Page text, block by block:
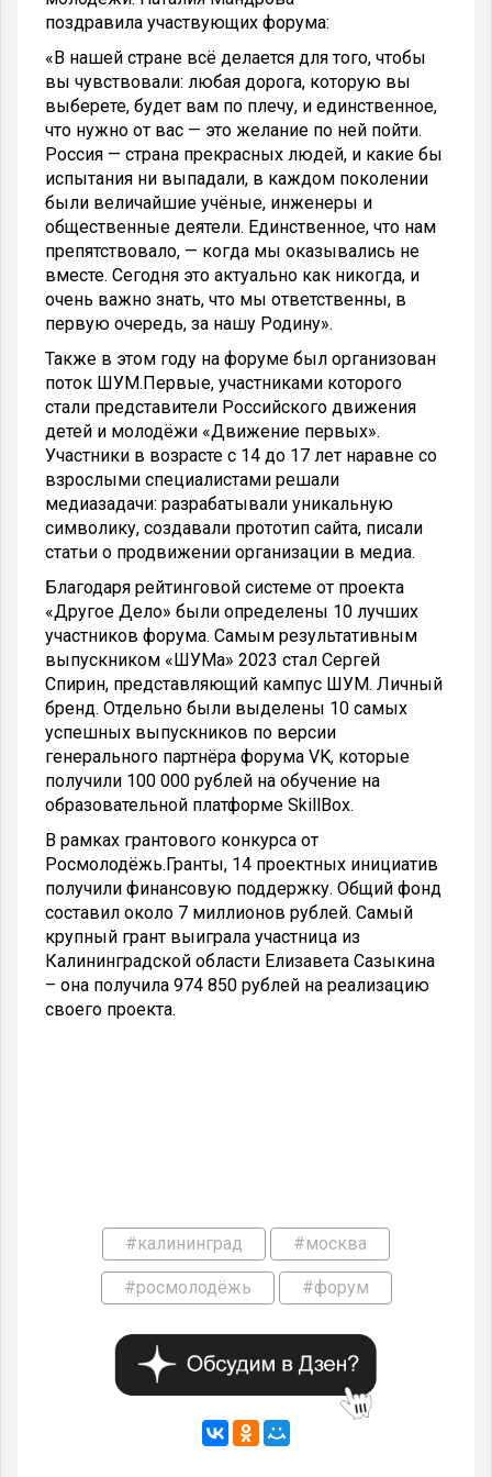
поздравила участвующих форума:
«В нашей стране всё делается для того, чтобы
вы чувствовали: любая дорога, которую вы
выберете, будет вам по плечу, и единственное,
что нужно от вас — это желание по ней пойти.
Россия — страна прекрасных людей, и какие бы
испытания ни выпадали, в каждом поколении
были величайшие учёные, инженеры и
общественные деятели. Единственное, что нам
препятствовало, — когда мы оказывались не
вместе. Сегодня это актуально как никогда, и
очень важно знать, что мы ответственны, в
первую очередь, за нашу Родину».
Также в этом году на форуме был организован
поток ШУМ.Первые, участниками которого
стали представители Российского движения
детей и молодёжи «Движение первых».
Участники в возрасте с 14 до 17 лет наравне со
взрослыми специалистами решали
медиазадачи: разрабатывали уникальную
символику, создавали прототип сайта, писали
статьи о продвижении организации в медиа.
Благодаря рейтинговой системе от проекта
«Другое Дело» были определены 10 лучших
участников форума. Самым результативным
выпускником «ШУМа» 2023 стал Сергей
Спирин, представляющий кампус ШУМ. Личный
бренд. Отдельно были выделены 10 самых
успешных выпускников по версии
генерального партнёра форума VK, которые
получили 100 000 рублей на обучение на
образовательной платформе SkillBox.
В рамках грантового конкурса от
Росмолодёжь.Гранты, 14 проектных инициатив
получили финансовую поддержку. Общий фонд
составил около 7 миллионов рублей. Самый
крупный грант выиграла участница из
Калининградской области Елизавета Сазыкина
– она получила 974 850 рублей на реализацию
своего проекта.
#калининград #москва
#росмолодёжь #форум